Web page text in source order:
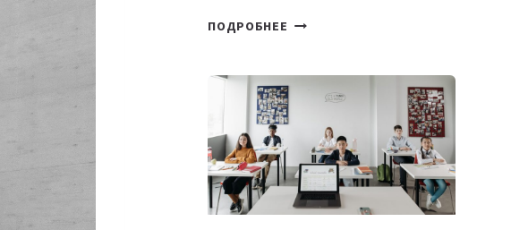
ПОДРОБНЕЕ ОТКРЫТ
DEAL
VELOCITY
MOST
—
МЕЖДУНАРОДНУЮ